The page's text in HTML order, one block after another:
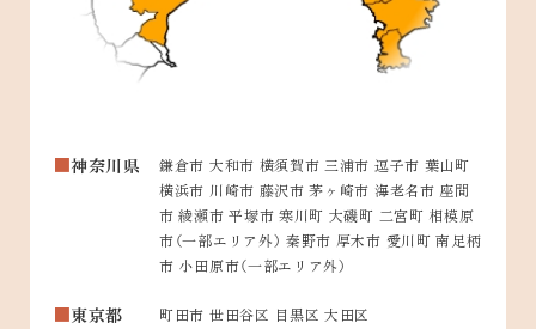
神奈川県
鎌倉市 大和市 横須賀市 三浦市 逗子市 葉山町
横浜市 川崎市 藤沢市 茅ヶ崎市 海老名市 座間
市 綾瀬市 平塚市 寒川町 大磯町 二宮町 相模原
市（一部エリア外） 秦野市 厚木市 愛川町 南足柄
市 小田原市（一部エリア外）
東京都 町田市 世田谷区 目黒区 大田区